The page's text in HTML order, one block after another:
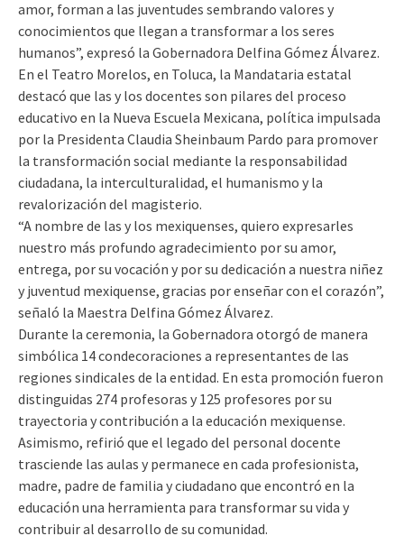
amor, forman a las juventudes sembrando valores y
conocimientos que llegan a transformar a los seres
humanos”, expresó la Gobernadora Delfina Gómez Álvarez.
En el Teatro Morelos, en Toluca, la Mandataria estatal
destacó que las y los docentes son pilares del proceso
educativo en la Nueva Escuela Mexicana, política impulsada
por la Presidenta Claudia Sheinbaum Pardo para promover
la transformación social mediante la responsabilidad
ciudadana, la interculturalidad, el humanismo y la
revalorización del magisterio.
“A nombre de las y los mexiquenses, quiero expresarles
nuestro más profundo agradecimiento por su amor,
entrega, por su vocación y por su dedicación a nuestra niñez
y juventud mexiquense, gracias por enseñar con el corazón”,
señaló la Maestra Delfina Gómez Álvarez.
Durante la ceremonia, la Gobernadora otorgó de manera
simbólica 14 condecoraciones a representantes de las
regiones sindicales de la entidad. En esta promoción fueron
distinguidas 274 profesoras y 125 profesores por su
trayectoria y contribución a la educación mexiquense.
Asimismo, refirió que el legado del personal docente
trasciende las aulas y permanece en cada profesionista,
madre, padre de familia y ciudadano que encontró en la
educación una herramienta para transformar su vida y
contribuir al desarrollo de su comunidad.